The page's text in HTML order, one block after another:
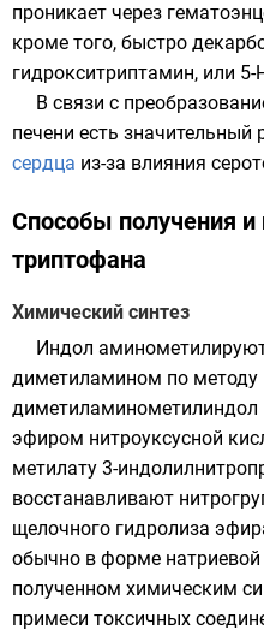
проникает через
кроме того, быстро
гидрокситриптамин, или 5-
В связи с
печени есть значительный
сердца из-за влияния
Способы получения и
триптофана
Химический синтез
Индол
диметиламином по
эфиром нитроуксусной
метилату 3-
восстанавливают
щелочного гидролиза
обычно в форме натриевой
полученном химическим
примеси токсичных